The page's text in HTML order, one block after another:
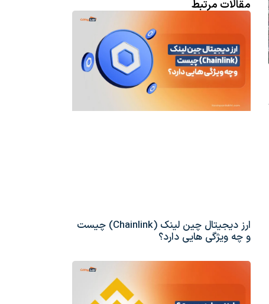
مقالات مرتبط
ارز دیجیتال چین لینک (Chainlink) چیست
و چه ویژگی هایی دارد؟